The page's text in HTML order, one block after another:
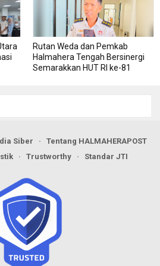
Rutan Weda dan Pemkab
Halmahera Tengah Bersinergi
Semarakkan HUT RI ke-81
Siber
Tentang HALMAHERAPOST
Trustworthy Standar JTI